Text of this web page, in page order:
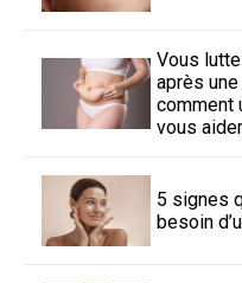
Vous
après
comment
vous aider
5 signes
besoin